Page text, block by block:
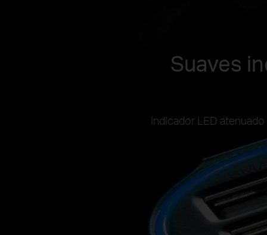
Suaves
Indicador LED